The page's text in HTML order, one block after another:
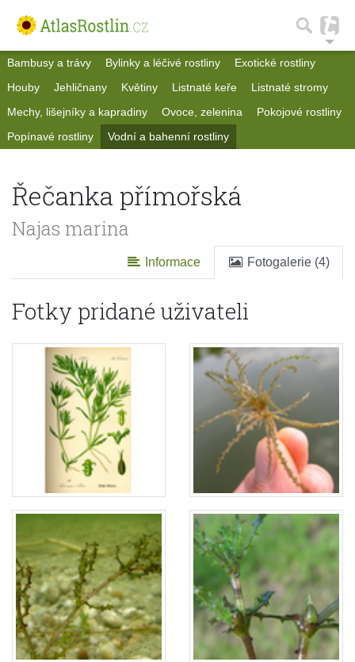
Bambusy a trávy Bylinky a léčivé rostliny
Exotické rostliny
Houby
Jehličnany Květiny Listnaté keře
Listnaté stromy
Mechy, lišejníky a kapradiny
Ovoce, zelenina
Pokojové rostliny
Popínavé rostliny
Vodní a bahenní rostliny
Řečanka přímořská
Najas marina
Informace Fotogalerie (4)
Fotky pridané uživateli